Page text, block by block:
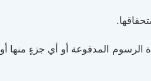
الرسوم المدفوعة أو أي جزءٍ منها أو